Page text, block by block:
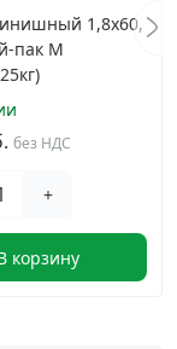
1,8х60,
пак М
без НДС
+
корзину